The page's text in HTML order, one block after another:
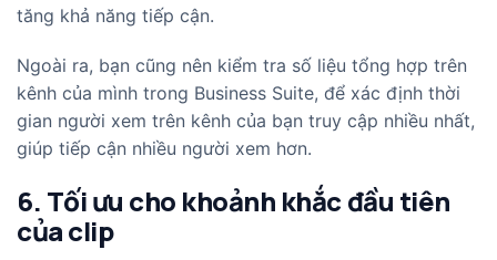
tăng khả năng tiếp cận.
Ngoài ra, bạn cũng nên kiểm tra số liệu tổng hợp trên
kênh của mình trong Business Suite, để xác định thời
gian người xem trên kênh của bạn truy cập nhiều nhất,
giúp tiếp cận nhiều người xem hơn.
6. Tối ưu cho khoảnh khắc đầu tiên
của clip